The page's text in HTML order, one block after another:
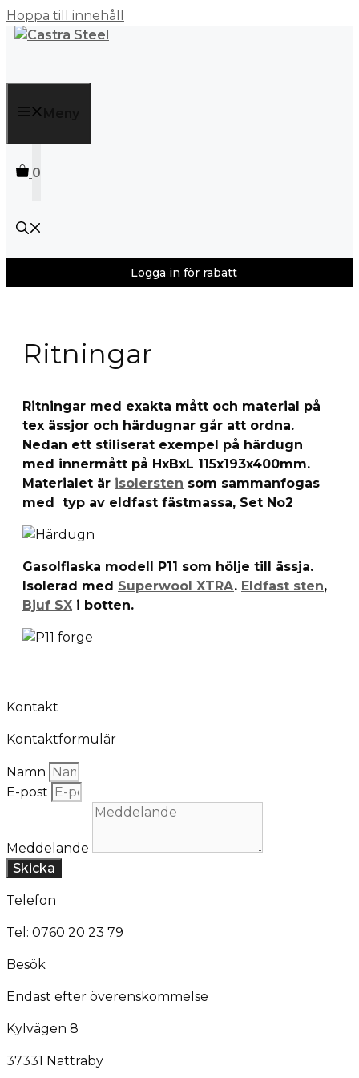
Hoppa till innehåll
0
Logga in för rabatt
Ritningar
Ritningar med exakta mått och material på
tex ässjor och härdugnar går att ordna.
Nedan ett stiliserat exempel på härdugn
med innermått på HxBxL 115x193x400mm.
Materialet är isolersten som sammanfogas
med typ av eldfast fästmassa, Set No2
Gasolflaska modell P11 som hölje till ässja.
Isolerad med Superwool XTRA. Eldfast sten,
Bjuf SX i botten.
Kontakt
Kontaktformulär
Namn
E-post
Meddelande
Skicka
Telefon
Tel: 0760 20 23 79
Besök
Endast efter överenskommelse
Kylvägen 8
37331 Nättraby